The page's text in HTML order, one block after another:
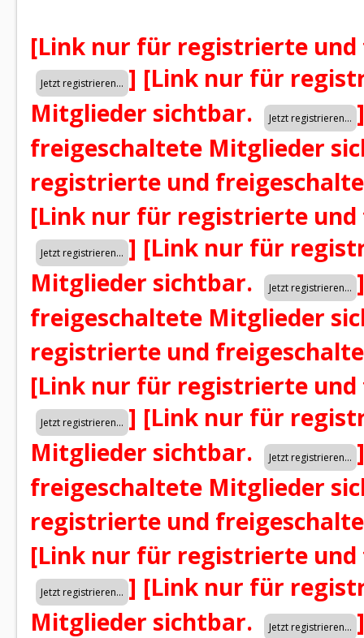
[Link nur für registrierte
] [Link nur für
Mitglieder sichtbar.
]
freigeschaltete Mitglieder
registrierte und
[Link nur für registrierte
] [Link nur für
Mitglieder sichtbar.
]
freigeschaltete Mitglieder
registrierte und
[Link nur für registrierte
] [Link nur für
Mitglieder sichtbar.
]
freigeschaltete Mitglieder
registrierte und
[Link nur für registrierte
] [Link nur für
Mitglieder sichtbar.
]